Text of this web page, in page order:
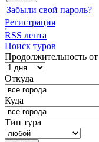
Забыли свой пароль?
Регистрация
RSS лента
Поиск туров
Продолжительность от
Откуда
Куда
Тип тура